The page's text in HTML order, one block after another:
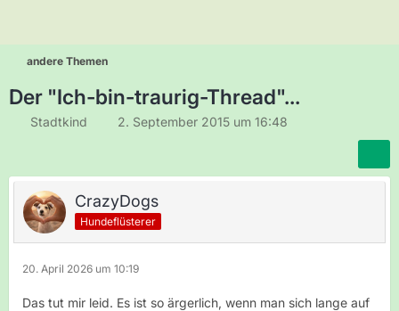
andere Themen
Der "Ich-bin-traurig-Thread"...
Stadtkind 2. September 2015 um 16:48
CrazyDogs
Hundeflüsterer
20. April 2026 um 10:19
Das tut mir leid. Es ist so ärgerlich, wenn man sich lange auf